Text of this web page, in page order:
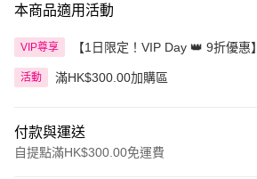
本商品適用活動
VIP尊享 【1日限定！VIP Day 👑 9折優惠】
活動 滿HK$300.00加購區
付款與運送
自提點滿HK$300.00免運費